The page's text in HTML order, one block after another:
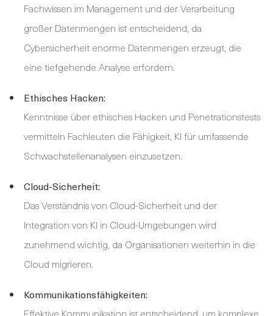
Fachwissen im Management und der Verarbeitung
großer Datenmengen ist entscheidend, da
Cybersicherheit enorme Datenmengen erzeugt, die
eine tiefgehende Analyse erfordern.
Ethisches Hacken:
Kenntnisse über ethisches Hacken und Penetrationstests
vermitteln Fachleuten die Fähigkeit, KI für umfassende
Schwachstellenanalysen einzusetzen.
Cloud-Sicherheit:
Das Verständnis von Cloud-Sicherheit und der
Integration von KI in Cloud-Umgebungen wird
zunehmend wichtig, da Organisationen weiterhin in die
Cloud migrieren.
Kommunikationsfähigkeiten:
Effektive Kommunikation ist entscheidend, um komplexe